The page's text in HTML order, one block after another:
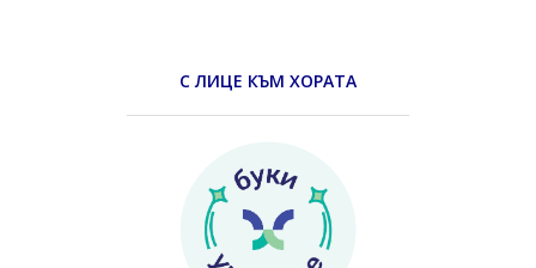
С ЛИЦЕ КЪМ ХОРАТА